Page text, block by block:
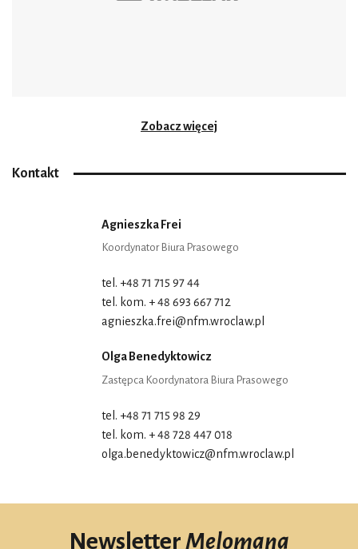
Zobacz więcej
Kontakt
Agnieszka Frei
Koordynator Biura Prasowego
tel. +48 71 715 97 44
tel. kom. + 48 693 667 712
agnieszka.frei@nfm.wroclaw.pl
Olga Benedyktowicz
Zastępca Koordynatora Biura Prasowego
tel. +48 71 715 98 29
tel. kom. + 48 728 447 018
olga.benedyktowicz@nfm.wroclaw.pl
NewsletterMelomana